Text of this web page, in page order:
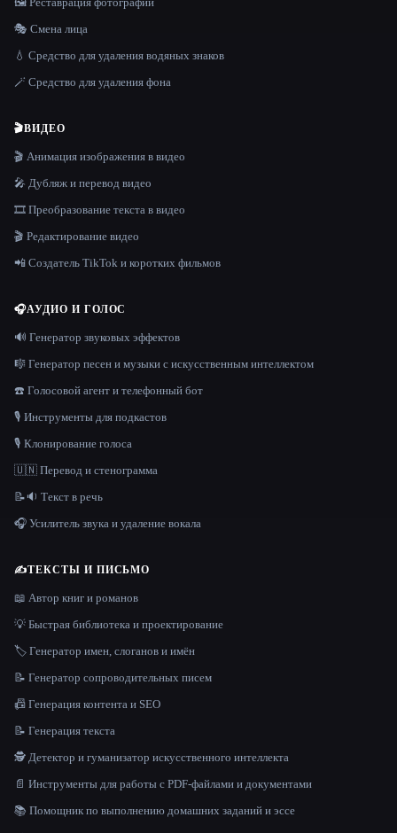
🎭 Смена лица
💧 Средство для удаления водяных знаков
🪄 Средство для удаления фона
🎬ВИДЕО
🎬 Анимация изображения в видео
🎤 Дубляж и перевод видео
🎞️ Преобразование текста в видео
🎬 Редактирование видео
📲 Создатель TikTok и коротких фильмов
🎧АУДИО И ГОЛОС
🔊 Генератор звуковых эффектов
🎼 Генератор песен и музыки с искусственным интеллектом
☎️ Голосовой агент и телефонный бот
🎙️ Инструменты для подкастов
🎙️ Клонирование голоса
🇺🇳 Перевод и стенограмма
📝🔉 Текст в речь
🎧 Усилитель звука и удаление вокала
✍️ТЕКСТЫ И ПИСЬМО
📖 Автор книг и романов
💡 Быстрая библиотека и проектирование
🏷️ Генератор имен, слоганов и имён
📝 Генератор сопроводительных писем
📠 Генерация контента и SEO
📝 Генерация текста
🕵️ Детектор и гуманизатор искусственного интеллекта
📄 Инструменты для работы с PDF-файлами и документами
📚 Помощник по выполнению домашних заданий и эссе